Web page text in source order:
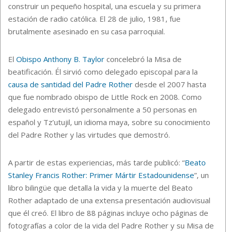
construir un pequeño hospital, una escuela y su primera
estación de radio católica. El 28 de julio, 1981, fue
brutalmente asesinado en su casa parroquial.
El Obispo Anthony B. Taylor concelebró la Misa de
beatificación. Él sirvió como delegado episcopal para la
causa de santidad del Padre Rother desde el 2007 hasta
que fue nombrado obispo de Little Rock en 2008. Como
delegado entrevistó personalmente a 50 personas en
español y Tz’utujil, un idioma maya, sobre su conocimiento
del Padre Rother y las virtudes que demostró.
A partir de estas experiencias, más tarde publicó: “Beato
Stanley Francis Rother: Primer Mártir Estadounidense”, un
libro bilingüe que detalla la vida y la muerte del Beato
Rother adaptado de una extensa presentación audiovisual
que él creó. El libro de 88 páginas incluye ocho páginas de
fotografías a color de la vida del Padre Rother y su Misa de